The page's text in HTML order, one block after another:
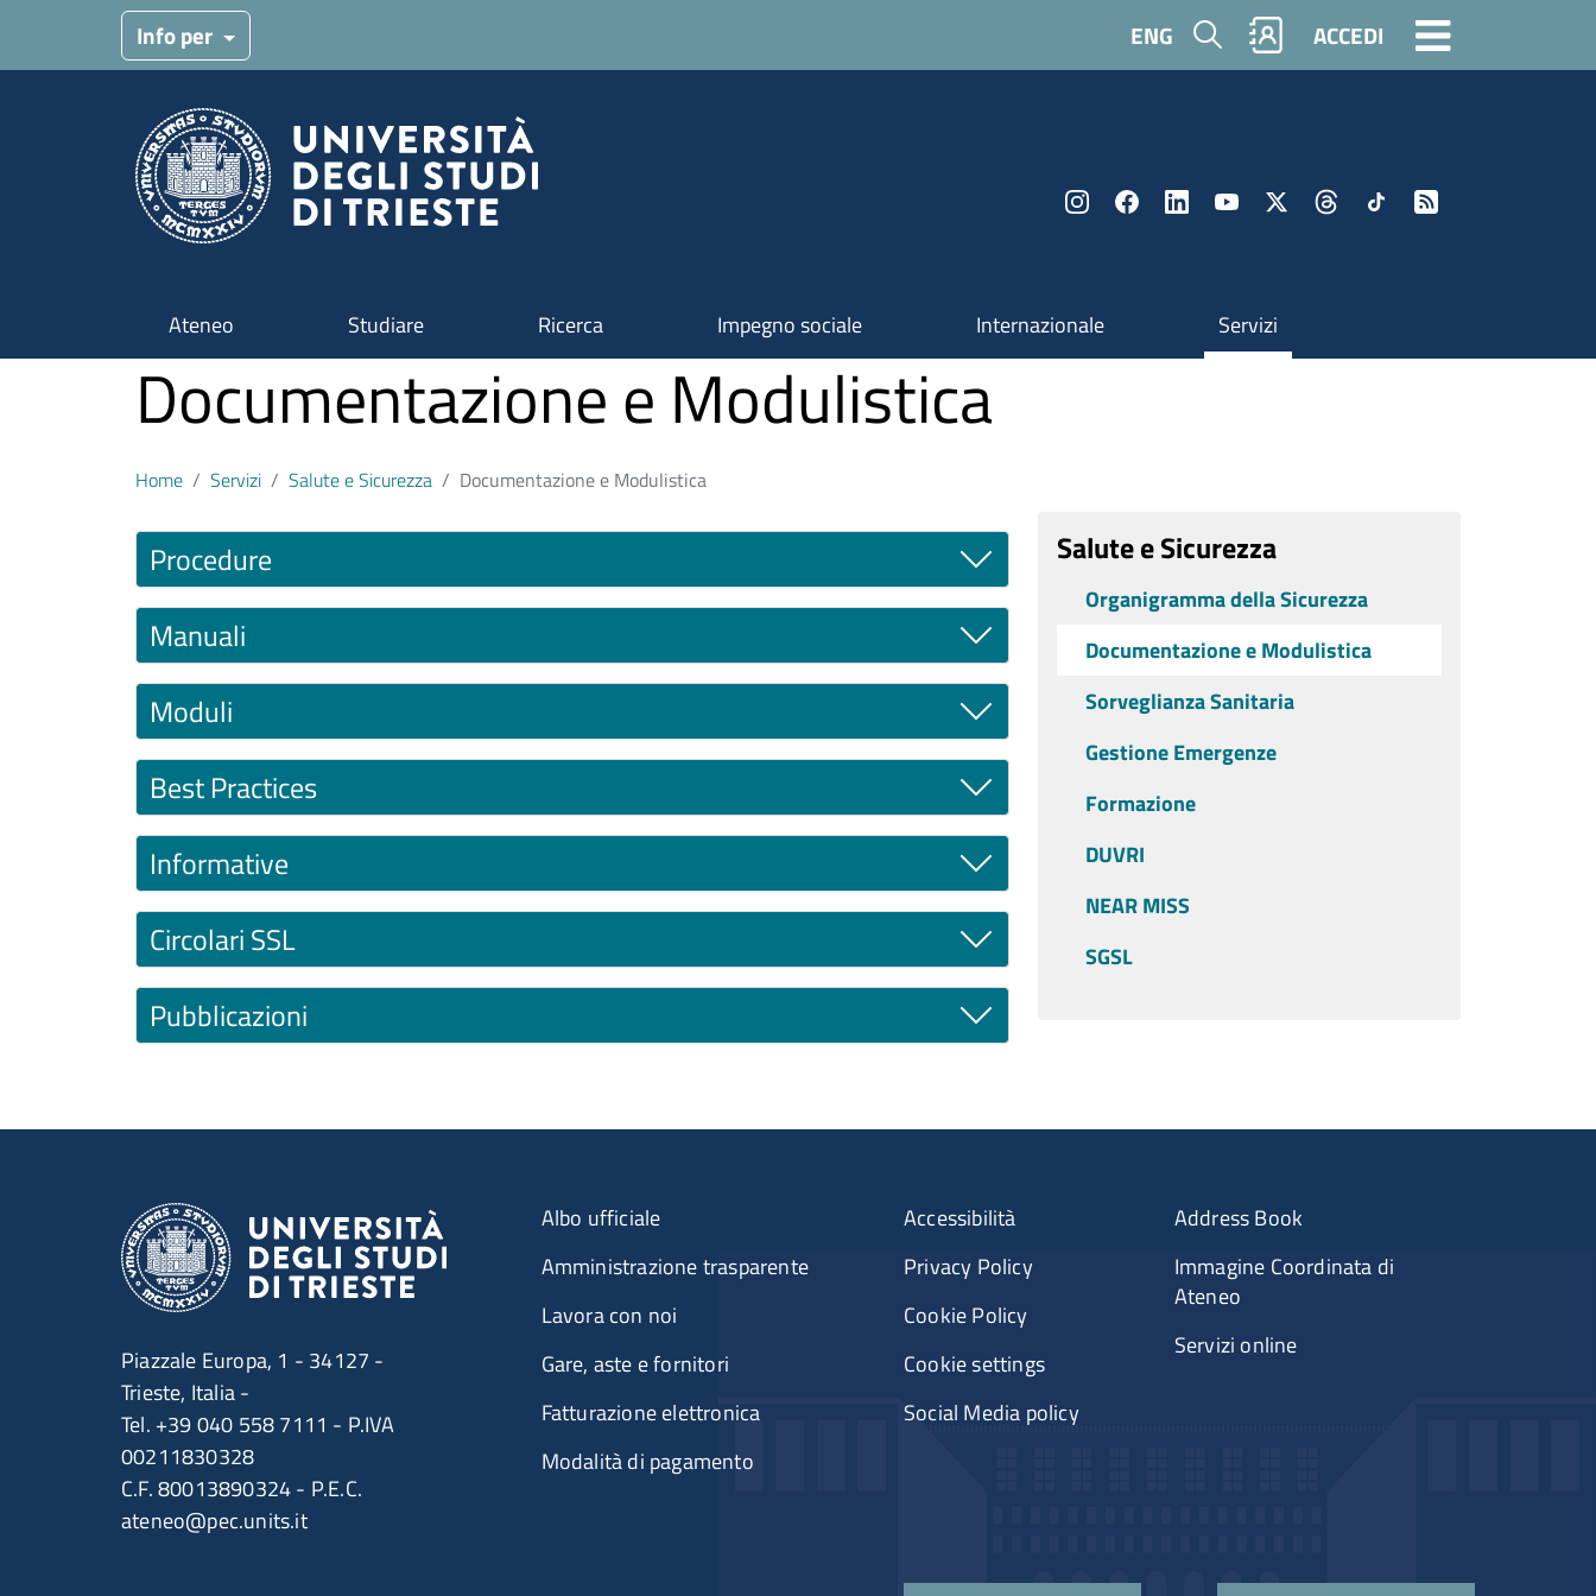
Salta al contenuto principale
Info per ENG Cerca ACCEDI
Ateneo Studiare Ricerca Impegno sociale Internazionale Servizi
Documentazione e Modulistica
Home Servizi Salute e Sicurezza Documentazione e Modulistica
Contenuto
Procedure
Manuali
Moduli
Best Practices
Informative
Circolari SSL
Pubblicazioni
Salute e Sicurezza
Organigramma della Sicurezza
Documentazione e Modulistica
Sorveglianza Sanitaria
Gestione Emergenze
Formazione
DUVRI
NEAR MISS
SGSL
Piazzale Europa, 1 - 34127 -
Trieste, Italia -
Tel. +39 040 558 7111 - P.IVA
00211830328
C.F. 80013890324 - P.E.C.
ateneo@pec.units.it
Albo ufficiale
Amministrazione trasparente
Lavora con noi
Gare, aste e fornitori
Fatturazione elettronica
Modalità di pagamento
Accessibilità
Privacy Policy
Cookie Policy
Cookie settings
Social Media policy
Address Book
Immagine Coordinata di
Ateneo
Servizi online